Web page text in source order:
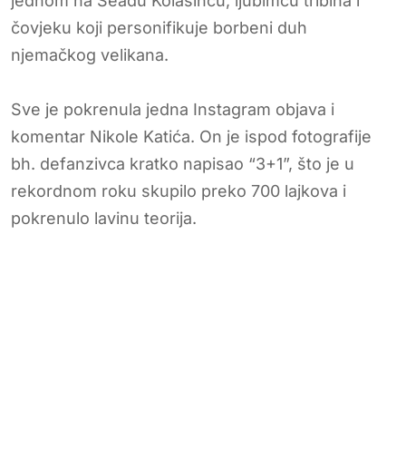
čovjeku koji personifikuje borbeni duh
njemačkog velikana.
Sve je pokrenula jedna Instagram objava i
komentar Nikole Katića. On je ispod fotografije
bh. defanzivca kratko napisao “3+1”, što je u
rekordnom roku skupilo preko 700 lajkova i
pokrenulo lavinu teorija.